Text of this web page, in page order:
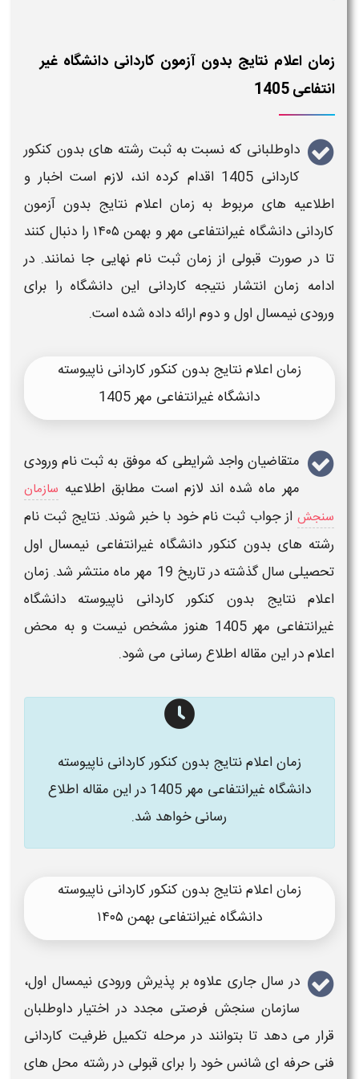
زمان اعلام نتایج بدون آزمون کاردانی دانشگاه غیر
انتفاعی 1405
داوطلبانی که نسبت به ثبت رشته های بدون کنکور
کاردانی 1405
اقدام کرده اند، لازم است اخبار و
اطلاعیه های مربوط به زمان اعلام نتایج بدون آزمون
کاردانی دانشگاه غیرانتفاعی مهر و بهمن ۱۴۰۵​
را دنبال کنند
تا در صورت قبولی از زمانثبت نام نهایی جا نمانند. در
ادامه زمانانتشار نتیجه کاردانی این دانشگاهرا برای
ورودی نیمسال اول و دوم ارائه داده شده است.
زمان اعلام نتایج بدون کنکور کاردانی ناپیوسته
دانشگاه غیرانتفاعی مهر 1405
متقاضیان واجد شرایطی که موفق به ثبت نام ورودی
مهر ماه شده اند لازم است مطابق اطلاعیه سازمان
سنجشازجواب ثبت نام خود با خبر شوند. نتایج ثبت نام
رشته های بدون کنکور دانشگاه غیرانتفاعی نیمسال اول
تحصیلی سال گذشته در تاریخ 19 مهر ماه منتشر شد.
زمان
اعلام نتایج بدون کنکور کاردانی ناپیوسته دانشگاه
غیرانتفاعی مهر 1405
هنوز مشخص نیست و به محض
اعلام در این مقاله اطلاع رسانی می شود.
زمان اعلام نتایج بدون کنکور کاردانی ناپیوسته
دانشگاه غیرانتفاعی مهر 1405​ در این مقاله اطلاع
رسانی خواهد شد.
زمان اعلام نتایج بدون کنکور کاردانی ناپیوسته
دانشگاه غیرانتفاعی بهمن ۱۴۰۵​
در سال جاری علاوه بر پذیرش ورودی نیمسال اول،
سازمان سنجش فرصتی مجدد در اختیار داوطلبان
قرار می دهد تا بتوانند در مرحله تکمیل ظرفیت کاردانی
فنی حرفه ایشانس خود را برای قبولی در رشته محل های